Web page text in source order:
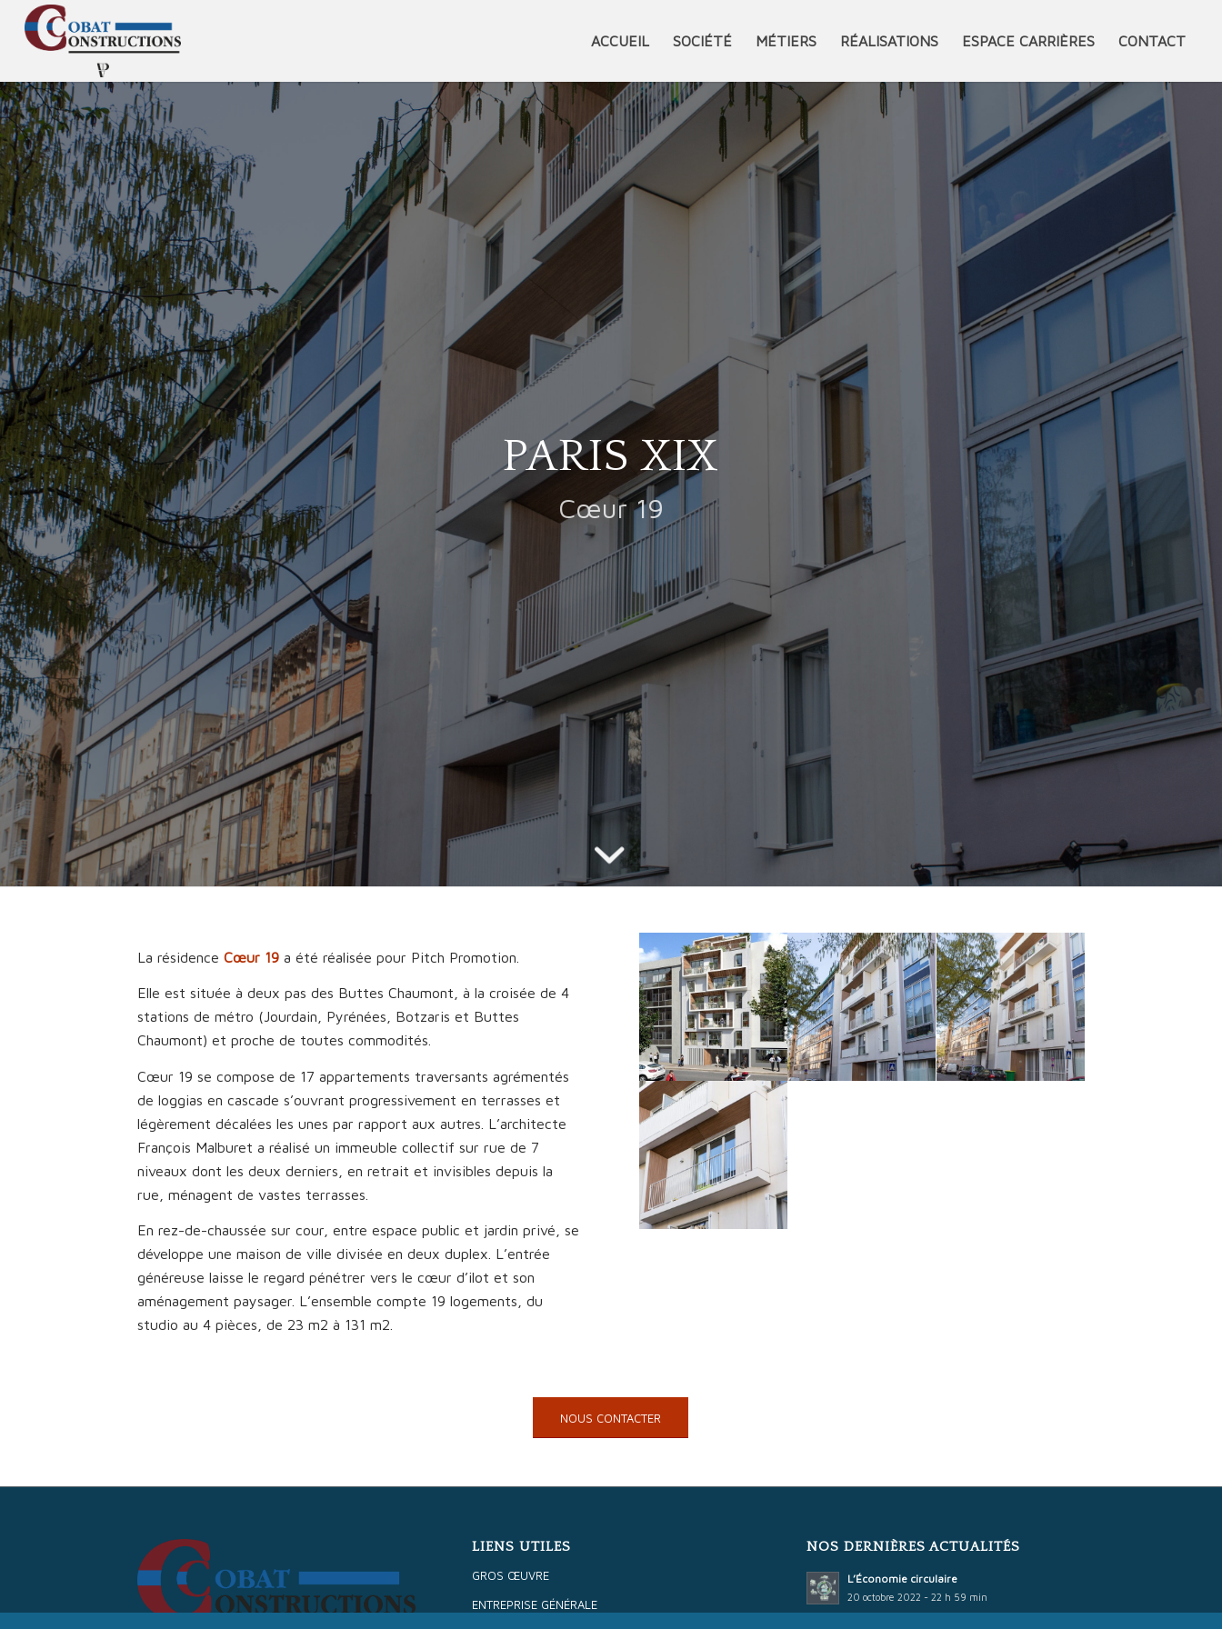
ACCUEIL SOCIÉTÉ MÉTIERS RÉALISATIONS ESPACE CARRIÈRES CONTACT
PARIS XIX
Cœur 19
La résidence Cœur 19 a été réalisée pour Pitch Promotion.
Elle est située à deux pas des Buttes Chaumont, à la croisée de 4
stations de métro (Jourdain, Pyrénées, Botzaris et Buttes
Chaumont) et proche de toutes commodités.
Cœur 19 se compose de 17 appartements traversants agrémentés
de loggias en cascade s’ouvrant progressivement en terrasses et
légèrement décalées les unes par rapport aux autres. L’architecte
François Malburet a réalisé un immeuble collectif sur rue de 7
niveaux dont les deux derniers, en retrait et invisibles depuis la
rue, ménagent de vastes terrasses.
En rez-de-chaussée sur cour, entre espace public et jardin privé, se
développe une maison de ville divisée en deux duplex. L’entrée
généreuse laisse le regard pénétrer vers le cœur d’ilot et son
aménagement paysager. L’ensemble compte 19 logements, du
studio au 4 pièces, de 23 m2 à 131 m2.
NOUS CONTACTER
LIENS UTILES
GROS ŒUVRE
ENTREPRISE GÉNÉRALE
NOS DERNIÈRES ACTUALITÉS
L’Économie circulaire
20 octobre 2022 - 22 h 59 min